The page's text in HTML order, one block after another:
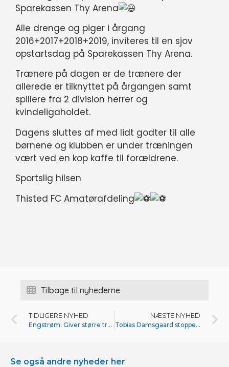
Sparekassen Thy Arena
Alle drenge og piger i årgang
2016+2017+2018+2019, inviteres til en sjov
opstartsdag på Sparekassen Thy Arena.
Trænere på dagen er de trænere der
allerede er tilknyttet på årgangen samt
spillere fra 2 division herrer og
kvindeligaholdet.
Dagens sluttes af med lidt godter til alle
børnene og klubben er under træningen
vært ved en kop kaffe til forældrene.
Sportslig hilsen
Thisted FC Amatørafdeling
Tilbage til nyhederne
TIDLIGERE NYHED
Engstrøm: Giver større tro på tingene
NÆSTE NYHED
Tobias Damsgaard stopper i Thisted FC
Se også andre nyheder her